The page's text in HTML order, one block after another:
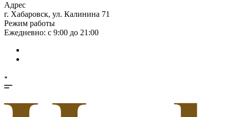
Адрес
г. Хабаровск, ул. Калинина 71
Режим работы
Ежедневно: с 9:00 до 21:00